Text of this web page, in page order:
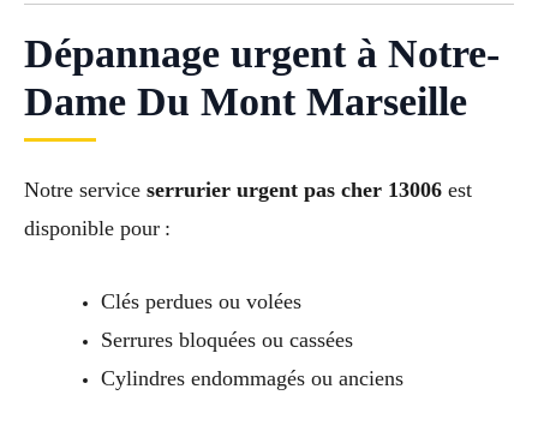
Dépannage urgent à Notre-
Dame Du Mont Marseille
Notre service serrurier urgent pas cher 13006 est
disponible pour :
Clés perdues ou volées
Serrures bloquées ou cassées
Cylindres endommagés ou anciens